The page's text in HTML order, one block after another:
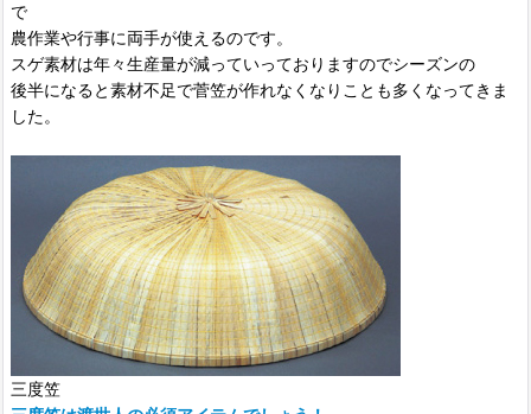
で
農作業や行事に両手が使えるのです。
スゲ素材は年々生産量が減っていっておりますのでシーズンの
後半になると素材不足で菅笠が作れなくなりことも多くなってきま
した。
三度笠